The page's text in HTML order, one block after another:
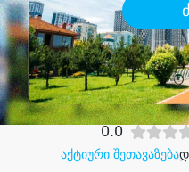
შეიძინე
დიდი
აქტიური შეთავაზება
0.0